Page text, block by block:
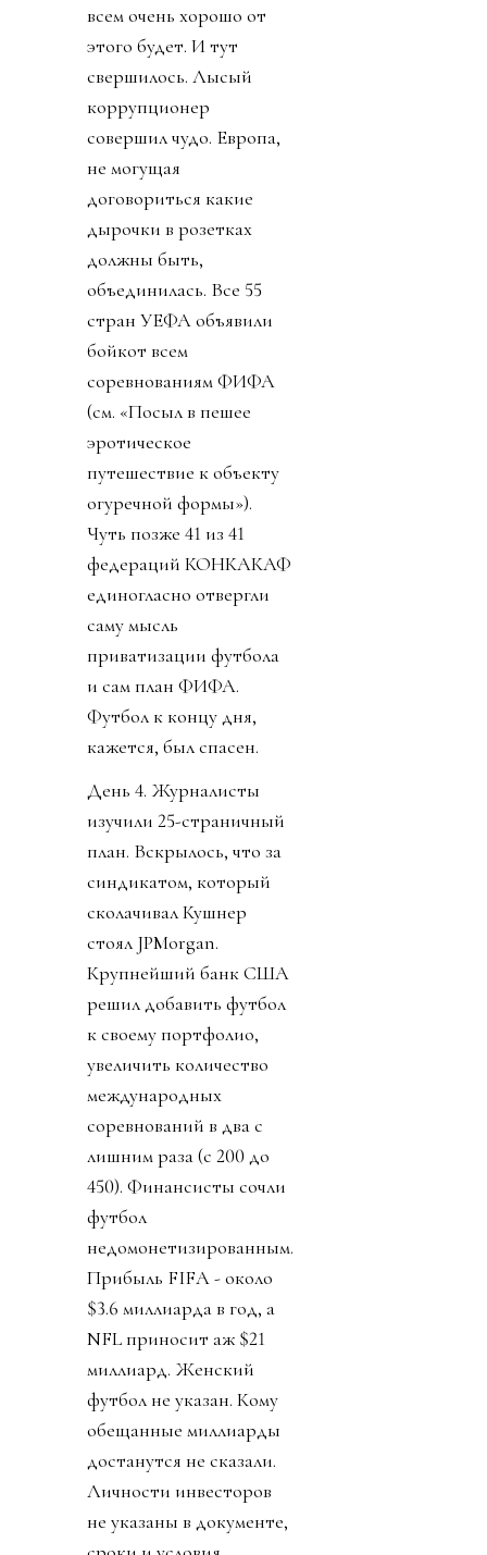
всем очень хорошо от
этого будет. И тут
свершилось. Лысый
коррупционер
совершил чудо. Европа,
не могущая
договориться какие
дырочки в розетках
должны быть,
объединилась. Все 55
стран УЕФА объявили
бойкот всем
соревнованиям ФИФА
(см. «Посыл в пешее
эротическое
путешествие к объекту
огуречной формы»).
Чуть позже 41 из 41
федераций КОНКАКАФ
единогласно отвергли
саму мысль
приватизации футбола
и сам план ФИФА.
Футбол к концу дня,
кажется, был спасен.
День 4. Журналисты
изучили 25-страничный
план. Вскрылось, что за
синдикатом, который
сколачивал Кушнер
стоял JPMorgan.
Крупнейший банк США
решил добавить футбол
к своему портфолио,
увеличить количество
международных
соревнований в два с
лишним раза (с 200 до
450). Финансисты сочли
футбол
недомонетизированным.
Прибыль FIFA - около
$3.6 миллиарда в год, а
NFL приносит аж $21
миллиард. Женский
футбол не указан. Кому
обещанные миллиарды
достанутся не сказали.
Личности инвесторов
не указаны в документе,